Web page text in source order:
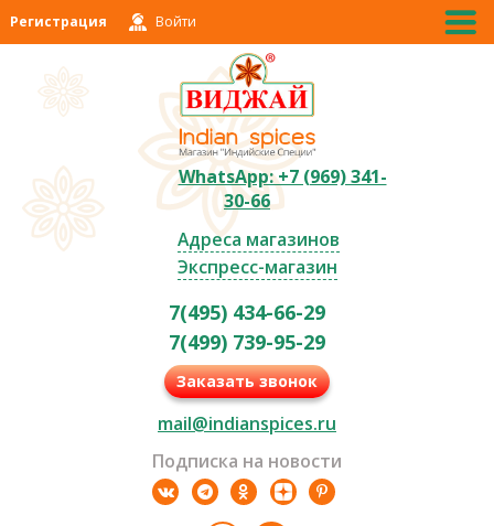
Регистрация Войти
WhatsApp: +7 (969) 341-
30-66
Адреса магазинов
Экспресс-магазин
7(495) 434-66-29
7(499) 739-95-29
Заказать звонок
mail@indianspices.ru
Подписка на новости